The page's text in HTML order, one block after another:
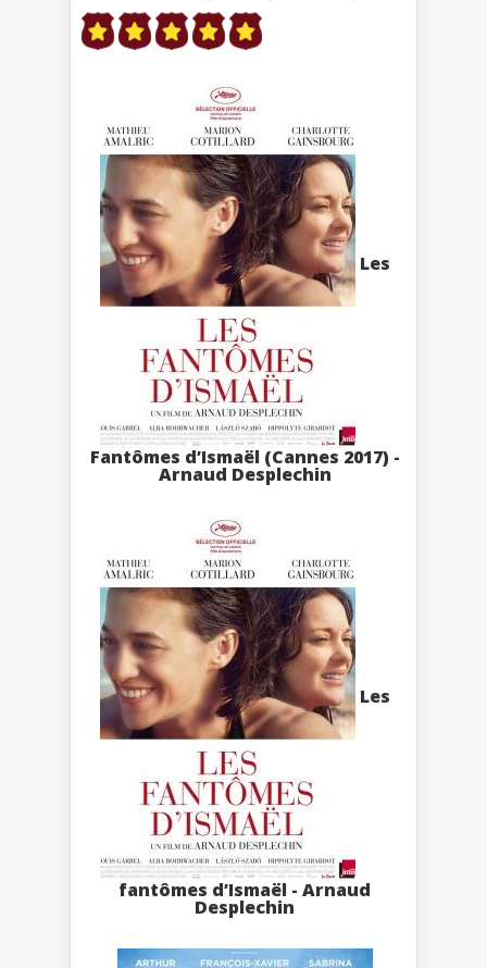
Les
Fantômes d’Ismaël (Cannes 2017) -
Arnaud Desplechin
Les
fantômes d’Ismaël - Arnaud
Desplechin